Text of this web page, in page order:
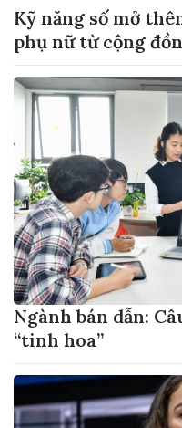
Kỹ năng số mở
phụ nữ từ cộng
Ngành bán dẫn:
“tinh hoa”